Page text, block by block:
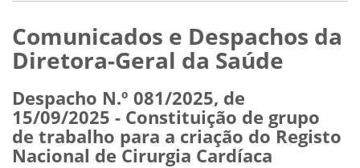
Comunicados e Despachos da
Diretora-Geral da Saúde
Despacho N.º 081/2025, de
15/09/2025 - Constituição de grupo
de trabalho para a criação do Registo
Nacional de Cirurgia Cardíaca